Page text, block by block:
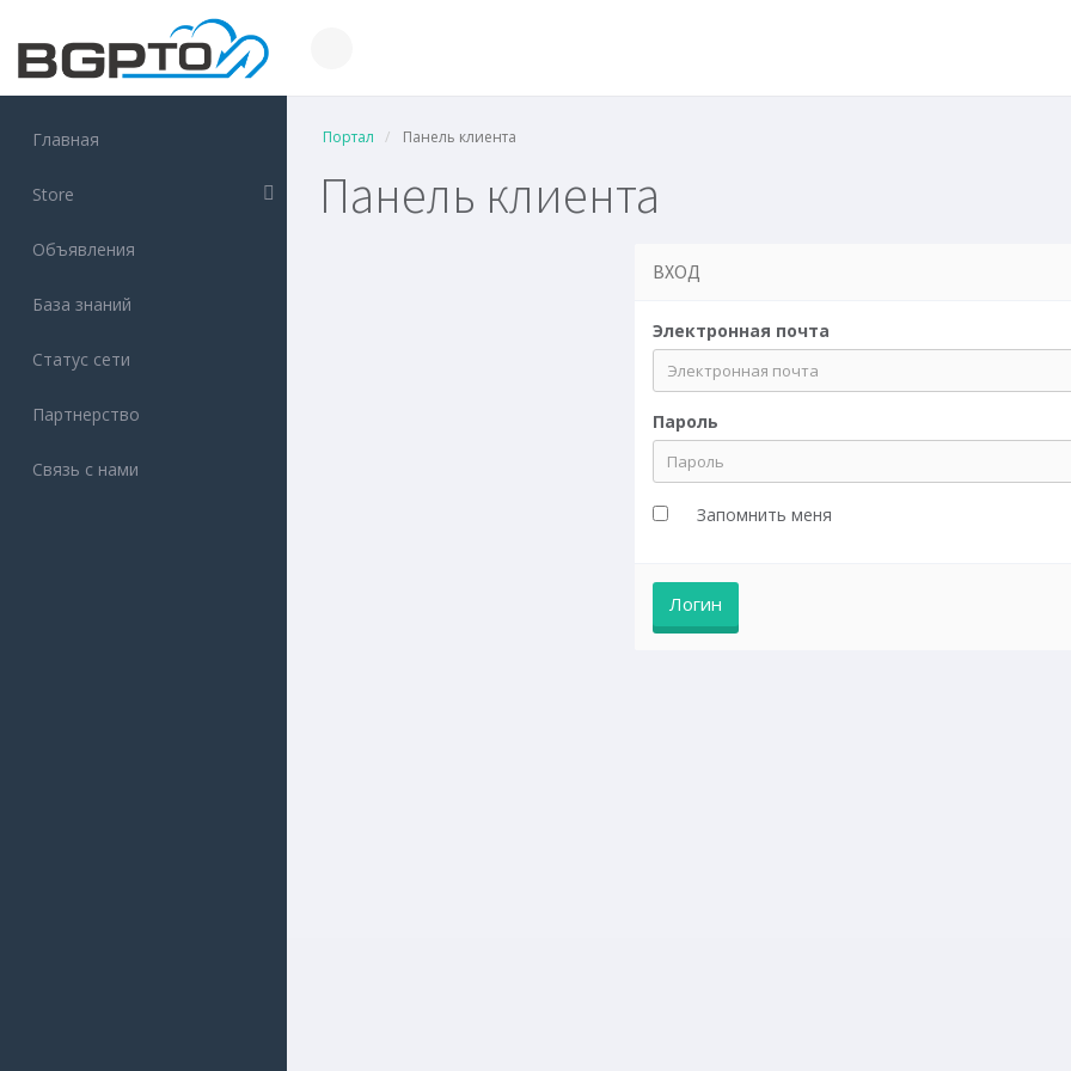
Главная
Store
Объявления
База знаний
Статус сети
Партнерство
Связь с нами
Портал Панель клиента
Панель клиента
ВХОД
Электронная почта
Пароль
Запомнить меня